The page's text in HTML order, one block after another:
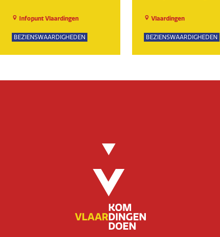
Infopunt Vlaardingen
BEZIENSWAARDIGHEDEN
Vlaardingen
BEZIENSWAARDIGHEDEN